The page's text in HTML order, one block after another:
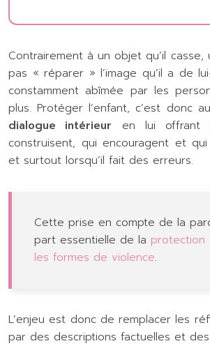
Contrairement à un objet qu’il
pas « réparer » l’image qu’il a de
constamment abîmée par les
plus. Protéger l’enfant, c’est donc
dialogue intérieur en lui offrant
construisent, qui encouragent et
et surtout lorsqu’il fait des erreurs.
Cette prise en compte de la
part essentielle de la protection
les formes de violence.
L’enjeu est donc de remplacer les
par des descriptions factuelles et